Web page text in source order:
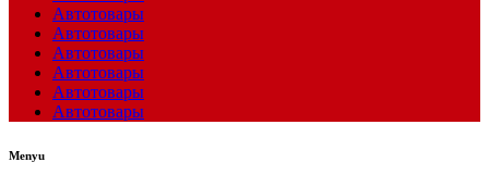
Автотовары
Автотовары
Автотовары
Автотовары
Автотовары
Автотовары
Menyu